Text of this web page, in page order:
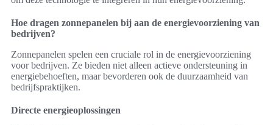
Hoe dragen zonnepanelen bij aan de energievoorziening van
bedrijven?
Zonnepanelen spelen een cruciale rol in de energievoorziening
voor bedrijven. Ze bieden niet alleen actieve ondersteuning in
energiebehoeften, maar bevorderen ook de duurzaamheid van
bedrijfspraktijken.
Directe energieoplossingen